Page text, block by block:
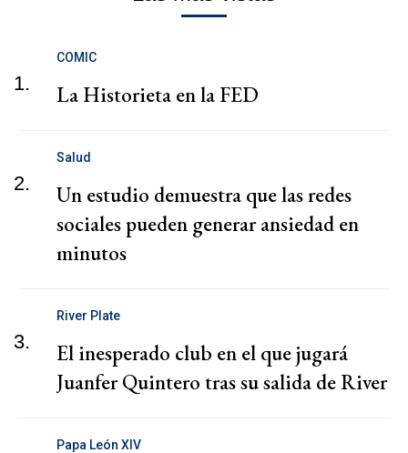
1.
COMIC
La Historieta en la FED
2.
Salud
Un estudio demuestra que las redes
sociales pueden generar ansiedad en
minutos
3.
River Plate
El inesperado club en el que jugará
Juanfer Quintero tras su salida de River
Papa León XIV